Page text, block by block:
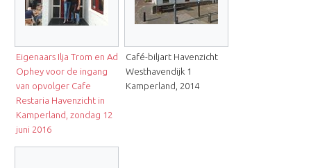
Eigenaars Ilja Trom en Ad
Ophey voor de ingang
van opvolger Cafe
Restaria Havenzicht in
Kamperland, zondag 12
juni 2016
Café-biljart Havenzicht
Westhavendijk 1
Kamperland, 2014